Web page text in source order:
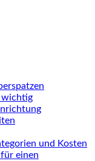
wichtig
und Kosten
einen